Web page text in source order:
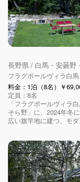
長野県 / 白馬・安曇野
フラグポールヴィラ白馬
料金：1泊（8名）￥
定員：8名
「フラグポールヴィラ
そら野」に、2024年冬
広い旗竿地に建つ、モ